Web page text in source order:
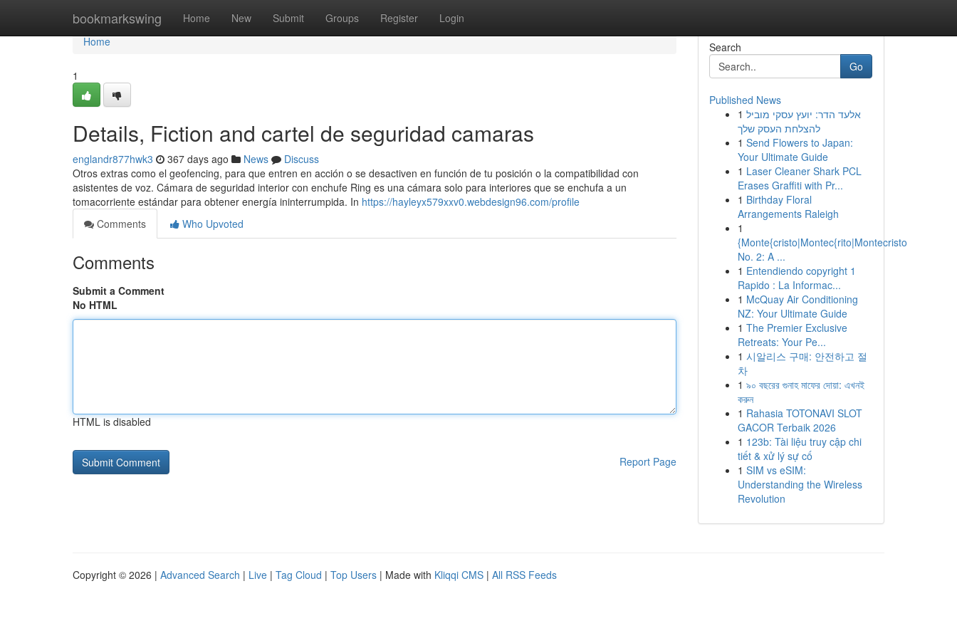
bookmarkswing Home New Submit Groups Register Login
Home
Home
1
Details, Fiction and cartel de seguridad camaras
englandr877hwk3 367 days ago News
Discuss
Otros extras como el geofencing, para que entren en acción o se desactiven en función de tu posición o la compatibilidad con
asistentes de voz. Cámara de seguridad interior con enchufe Ring es una cámara solo para interiores que se enchufa a un
tomacorriente estándar para obtener energía ininterrumpida. In https://hayleyx579xxv0.webdesign96.com/profile
Comments
Who Upvoted
Comments
Submit a Comment
No HTML
HTML is disabled
Report Page
Search
Go
Published News
1 אלעד הדר: יועץ עסקי מוביל
להצלחת העסק שלך
1 Send Flowers to Japan:
Your Ultimate Guide
1 Laser Cleaner Shark PCL
Erases Graffiti with Pr...
1 Birthday Floral
Arrangements Raleigh
1
{Monte{cristo|Montec{rito|Montecristo
No. 2: A ...
1 Entendiendo copyright 1
Rapido : La Informac...
1 McQuay Air Conditioning
NZ: Your Ultimate Guide
1 The Premier Exclusive
Retreats: Your Pe...
1 시알리스 구매: 안전하고 절
차
1 ৯০ বছরের গুনাহ মাফের দোয়া: এখনই
করুন
1 Rahasia TOTONAVI SLOT
GACOR Terbaik 2026
1 123b: Tài liệu truy cập chi
tiết & xử lý sự cố
1 SIM vs eSIM:
Understanding the Wireless
Revolution
Copyright © 2026 | Advanced Search | Live | Tag Cloud | Top Users | Made with Kliqqi CMS | All RSS Feeds